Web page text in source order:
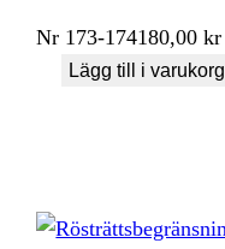
Nr 173-174180,00kr
Lägg till i varukorg